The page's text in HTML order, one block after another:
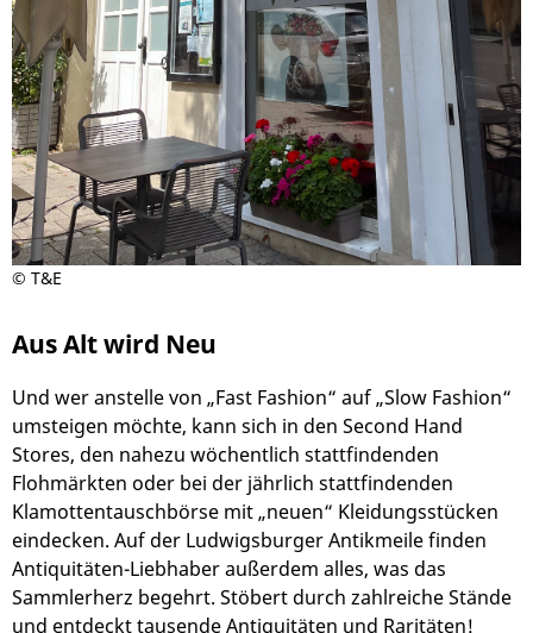
© T&E
Aus Alt wird Neu
Und wer anstelle von „Fast Fashion“ auf „Slow Fashion“
umsteigen möchte, kann sich in den Second Hand
Stores, den nahezu wöchentlich stattfindenden
Flohmärkten oder bei der jährlich stattfindenden
Klamottentauschbörse mit „neuen“ Kleidungsstücken
eindecken. Auf der Ludwigsburger Antikmeile finden
Antiquitäten-Liebhaber außerdem alles, was das
Sammlerherz begehrt. Stöbert durch zahlreiche Stände
und entdeckt tausende Antiquitäten und Raritäten!